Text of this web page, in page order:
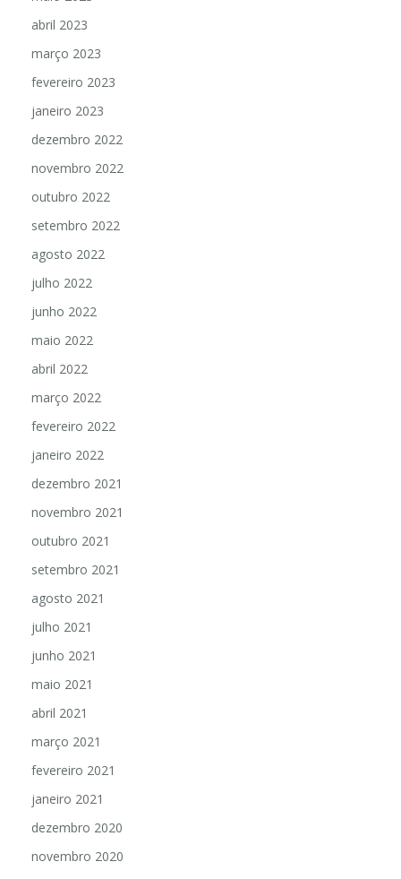
abril 2023
março 2023
fevereiro 2023
janeiro 2023
dezembro 2022
novembro 2022
outubro 2022
setembro 2022
agosto 2022
julho 2022
junho 2022
maio 2022
abril 2022
março 2022
fevereiro 2022
janeiro 2022
dezembro 2021
novembro 2021
outubro 2021
setembro 2021
agosto 2021
julho 2021
junho 2021
maio 2021
abril 2021
março 2021
fevereiro 2021
janeiro 2021
dezembro 2020
novembro 2020